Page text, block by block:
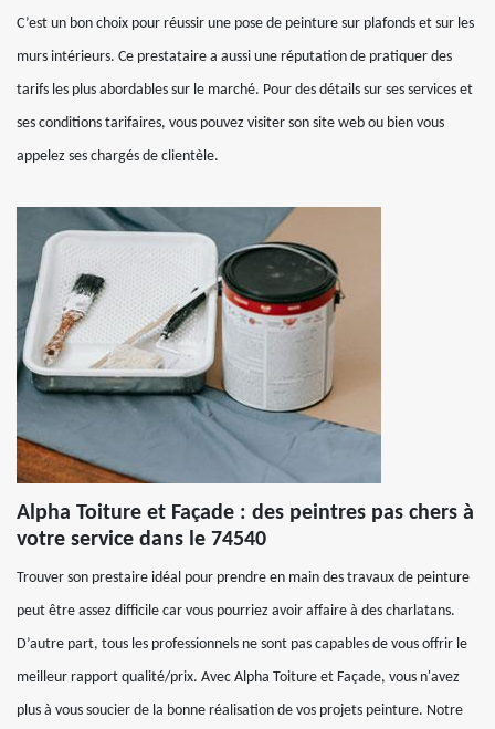
C’est un bon choix pour réussir une pose de peinture sur plafonds et sur les
murs intérieurs. Ce prestataire a aussi une réputation de pratiquer des
tarifs les plus abordables sur le marché. Pour des détails sur ses services et
ses conditions tarifaires, vous pouvez visiter son site web ou bien vous
appelez ses chargés de clientèle.
Alpha Toiture et Façade : des peintres pas chers à
votre service dans le 74540
Trouver son prestaire idéal pour prendre en main des travaux de peinture
peut être assez difficile car vous pourriez avoir affaire à des charlatans.
D’autre part, tous les professionnels ne sont pas capables de vous offrir le
meilleur rapport qualité/prix. Avec Alpha Toiture et Façade, vous n'avez
plus à vous soucier de la bonne réalisation de vos projets peinture. Notre